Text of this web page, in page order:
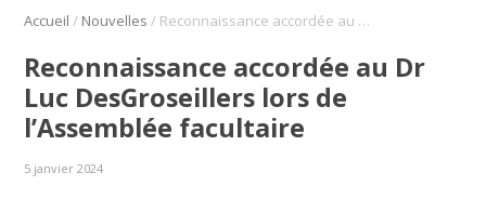
Accueil / Nouvelles / Reconnaissance accordée au Dr Luc DesGroseillers lors de l’Assemblée facultaire
Reconnaissance accordée au Dr
Luc DesGroseillers lors de
l’Assemblée facultaire
5 janvier 2024